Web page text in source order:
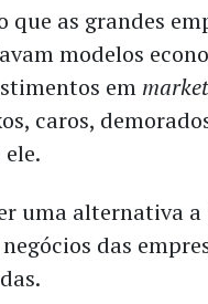
que as grandes
modelos
em
caros,
ele.
uma alternativa
negócios das